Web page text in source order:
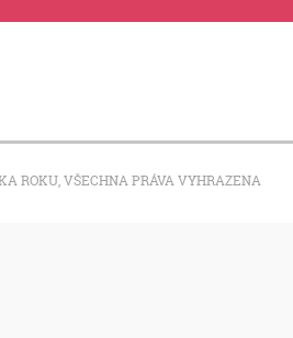
ROKU, VŠECHNA PRÁVA VYHRAZENA